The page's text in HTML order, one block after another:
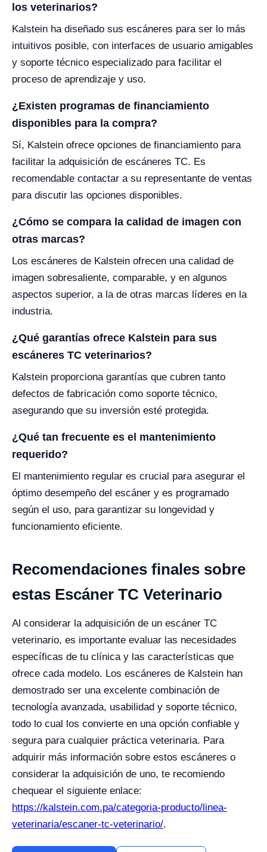
los veterinarios?
Kalstein ha diseñado sus escáneres para ser lo más
intuitivos posible, con interfaces de usuario amigables
y soporte técnico especializado para facilitar el
proceso de aprendizaje y uso.
¿Existen programas de financiamiento
disponibles para la compra?
Sí, Kalstein ofrece opciones de financiamiento para
facilitar la adquisición de escáneres TC. Es
recomendable contactar a su representante de ventas
para discutir las opciones disponibles.
¿Cómo se compara la calidad de imagen con
otras marcas?
Los escáneres de Kalstein ofrecen una calidad de
imagen sobresaliente, comparable, y en algunos
aspectos superior, a la de otras marcas líderes en la
industria.
¿Qué garantías ofrece Kalstein para sus
escáneres TC veterinarios?
Kalstein proporciona garantías que cubren tanto
defectos de fabricación como soporte técnico,
asegurando que su inversión esté protegida.
¿Qué tan frecuente es el mantenimiento
requerido?
El mantenimiento regular es crucial para asegurar el
óptimo desempeño del escáner y es programado
según el uso, para garantizar su longevidad y
funcionamiento eficiente.
Recomendaciones finales sobre
estas Escáner TC Veterinario
Al considerar la adquisición de un escáner TC
veterinario, es importante evaluar las necesidades
específicas de tu clínica y las características que
ofrece cada modelo. Los escáneres de Kalstein han
demostrado ser una excelente combinación de
tecnología avanzada, usabilidad y soporte técnico,
todo lo cual los convierte en una opción confiable y
segura para cualquier práctica veterinaria. Para
adquirir más información sobre estos escáneres o
considerar la adquisición de uno, te recomiendo
chequear el siguiente enlace:
https://kalstein.com.pa/categoria-producto/linea-
veterinaria/escaner-tc-veterinario/.